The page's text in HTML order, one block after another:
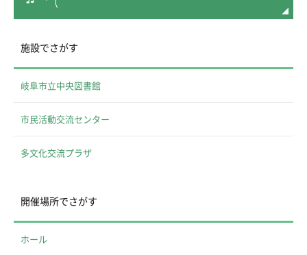
施設でさがす
岐阜市立中央図書館
市民活動交流センター
多文化交流プラザ
開催場所でさがす
ホール